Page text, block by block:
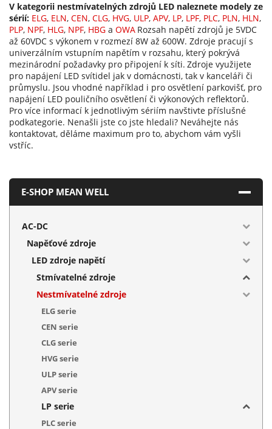
V kategorii nestmívatelných zdrojů LED naleznete modely ze
sérií: ELG, ELN, CEN, CLG, HVG, ULP, APV, LP, LPF, PLC, PLN, HLN,
PLP, NPF, HLG, NPF, HBG a OWA Rozsah napětí zdrojů je 5VDC
až 60VDC s výkonem v rozmezí 8W až 600W. Zdroje pracují s
univerzálním vstupním napětím v rozsahu, který pokrývá
mezinárodní požadavky pro připojení k síti. Zdroje využijete
pro napájení LED svítidel jak v domácnosti, tak v kanceláři či
průmyslu. Jsou vhodné například i pro osvětlení parkovišť, pro
napájení LED pouličního osvětlení či výkonových reflektorů.
Pro více informací k jednotlivým sériím navštivte příslušné
podkategorie. Nenašli jste co jste hledali? Neváhejte nás
kontaktovat, děláme maximum pro to, abychom vám vyšli
vstříc.
E-SHOP MEAN WELL
AC-DC
Napěťové zdroje
LED zdroje napětí
Stmívatelné zdroje
Nestmívatelné zdroje
ELG serie
CEN serie
CLG serie
HVG serie
ULP serie
APV serie
LP serie
PLC serie